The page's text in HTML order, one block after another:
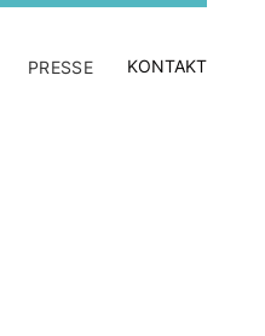
PRESSE KONTAKT